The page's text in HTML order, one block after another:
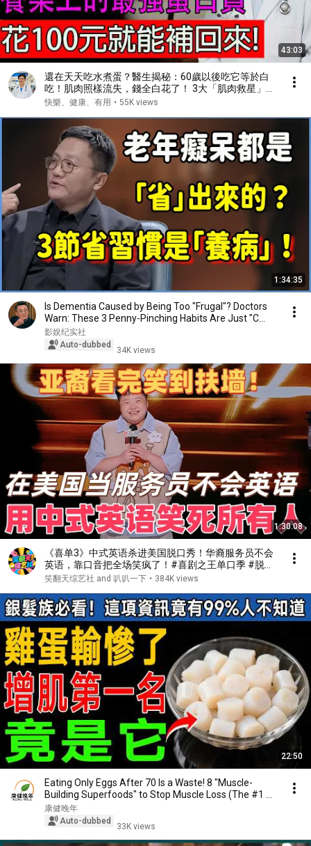
43:03
還在天天吃水煮蛋？醫生揭秘：60歲以後吃它等於白
吃！肌肉照樣流失，錢全白花了！ 3大「肌肉救星」食
物， 幫你找迴力量！#健康#健康飲食 #養老生活 #老
快樂、健康、有用 • 55K views
1:34:35
Is Dementia Caused by Being Too "Frugal"? Doctors
Warn: These 3 Penny-Pinching Habits Are Just "C...
影娱纪实社
Auto-dubbed
34K views
1:30:08
《喜单3》中式英语杀进美国脱口秀！华裔服务员不会
英语，靠口音把全场笑疯了！#喜剧之王单口季 #脱口
秀 #搞笑 #喜剧 #funny #综艺
笑翻天综艺社 and 叭叭一下 • 384K views
22:50
Eating Only Eggs After 70 Is a Waste! 8 "Muscle-
Building Superfoods" to Stop Muscle Loss (The #1 ...
康健晚年
Auto-dubbed
33K views